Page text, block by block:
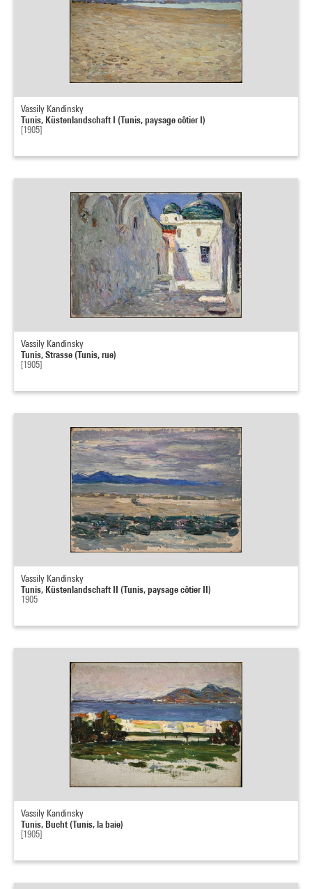
Vassily Kandinsky
Tunis, Küstenlandschaft I (Tunis, paysage côtier I)
[1905]
Vassily Kandinsky
Tunis, Strasse (Tunis, rue)
[1905]
Vassily Kandinsky
Tunis, Küstenlandschaft II (Tunis, paysage côtier II)
1905
Vassily Kandinsky
Tunis, Bucht (Tunis, la baie)
[1905]